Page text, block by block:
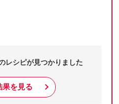
レシピが見つかりました
果を見る